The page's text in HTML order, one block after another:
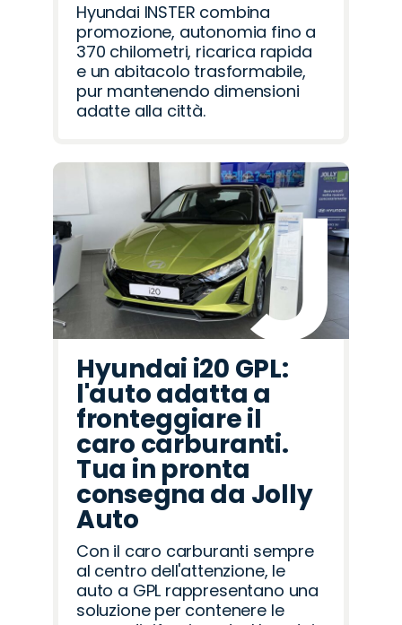
Hyundai INSTER combina
promozione, autonomia fino a
370 chilometri, ricarica rapida
e un abitacolo trasformabile,
pur mantenendo dimensioni
adatte alla città.
Hyundai i20 GPL:
l'auto adatta a
fronteggiare il
caro carburanti.
Tua in pronta
consegna da Jolly
Auto
Con il caro carburanti sempre
al centro dell'attenzione, le
auto a GPL rappresentano una
soluzione per contenere le